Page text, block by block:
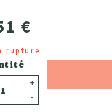
€
-
+
rupture